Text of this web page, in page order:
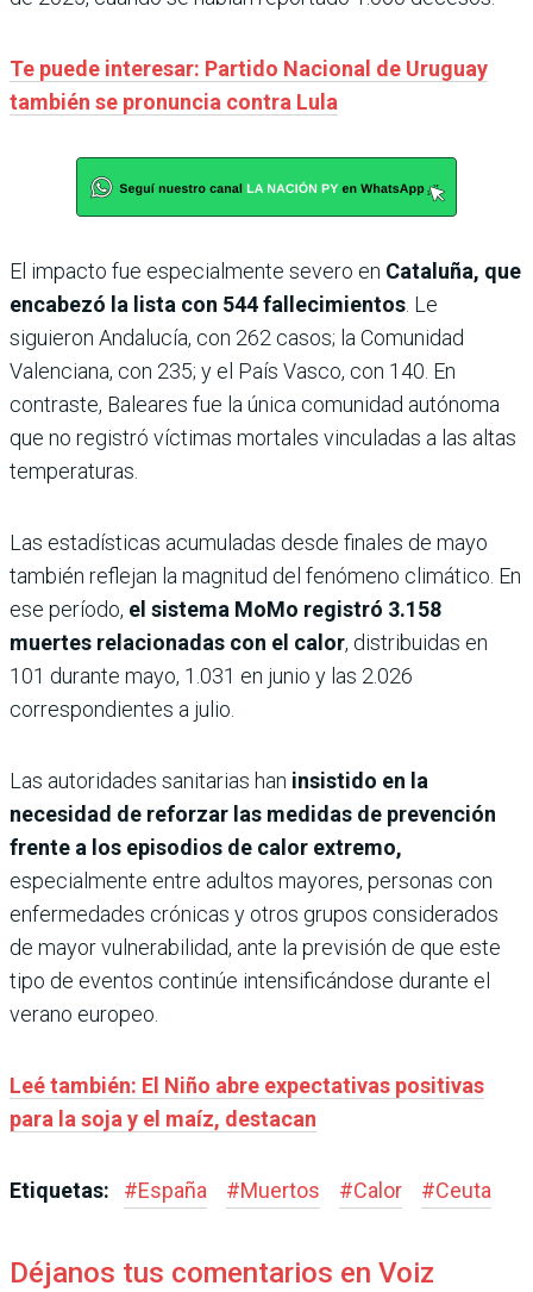
Te puede interesar: Partido Nacional de Uruguay
también se pronuncia contra Lula
El impacto fue especialmente severo en Cataluña, que
encabezó la lista con 544 fallecimientos. Le
siguieron Andalucía, con 262 casos; la Comunidad
Valenciana, con 235; y el País Vasco, con 140. En
contraste, Baleares fue la única comunidad autónoma
que no registró víctimas mortales vinculadas a las altas
temperaturas.
Las estadísticas acumuladas desde finales de mayo
también reflejan la magnitud del fenómeno climático. En
ese período, el sistema MoMo registró 3.158
muertes relacionadas con el calor, distribuidas en
101 durante mayo, 1.031 en junio y las 2.026
correspondientes a julio.
Las autoridades sanitarias han insistido en la
necesidad de reforzar las medidas de prevención
frente a los episodios de calor extremo,
especialmente entre adultos mayores, personas con
enfermedades crónicas y otros grupos considerados
de mayor vulnerabilidad, ante la previsión de que este
tipo de eventos continúe intensificándose durante el
verano europeo.
Leé también: El Niño abre expectativas positivas
para la soja y el maíz, destacan
Etiquetas: #España #Muertos #Calor #Ceuta
Déjanos tus comentarios en Voiz